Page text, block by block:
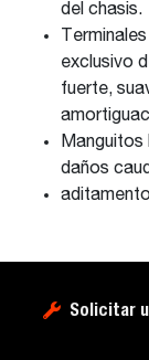
del chasis.
exclusivo
fuerte,
Manguitos
daños
Solicitar